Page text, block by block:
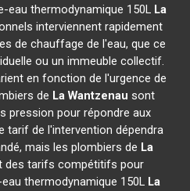
eau thermodynamique 150L La
interviennent rapidement
de chauffage de l'eau, que ce
ou un immeuble collectif.
en fonction de l'urgence de
de La Wantzenau sont
pression pour répondre aux
tarif de l'intervention dépendra
mais les plombiers de La
des tarifs compétitifs pour
thermodynamique 150L La